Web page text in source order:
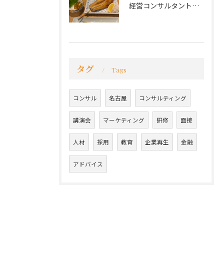
経営コンサルタントのモーちゃん・毛利京申です。
タグ Tags
コンサル 名古屋 コンサルティング
講演会 マーケティング 研修 面接
人材 採用 教育 企業再生 金融
アドバイス